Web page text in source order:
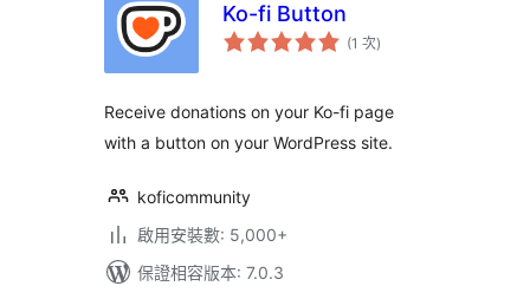
Ko-fi Button
(1 次評
分)
Receive donations on your Ko-fi page
with a button on your WordPress site.
koficommunity
啟用安裝數: 5,000+
保證相容版本: 7.0.3